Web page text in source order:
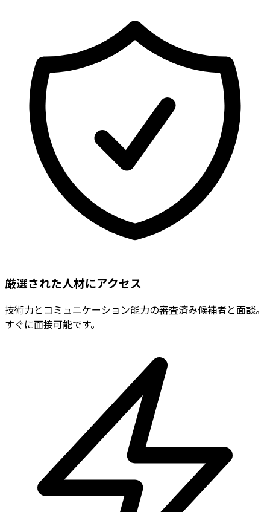
厳選された人材にアクセス
技術力とコミュニケーション能力の審査済み候補者と面談。
すぐに面接可能です。